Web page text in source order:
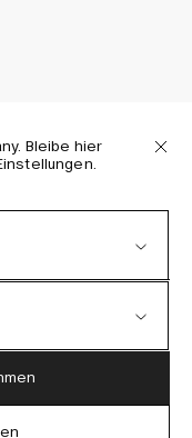
über
Bleibe hier